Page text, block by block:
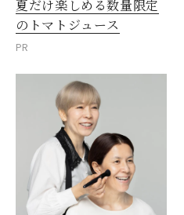
夏だけ楽しめる数量限定
のトマトジュース
PR